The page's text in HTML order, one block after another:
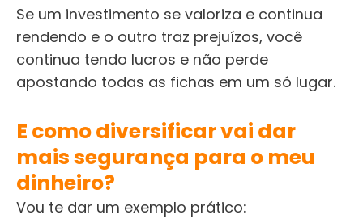
Se um investimento se valoriza e continua
rendendo e o outro traz prejuízos, você
continua tendo lucros e não perde
apostando todas as fichas em um só lugar.
E como diversificar vai dar
mais segurança para o meu
dinheiro?
Vou te dar um exemplo prático: